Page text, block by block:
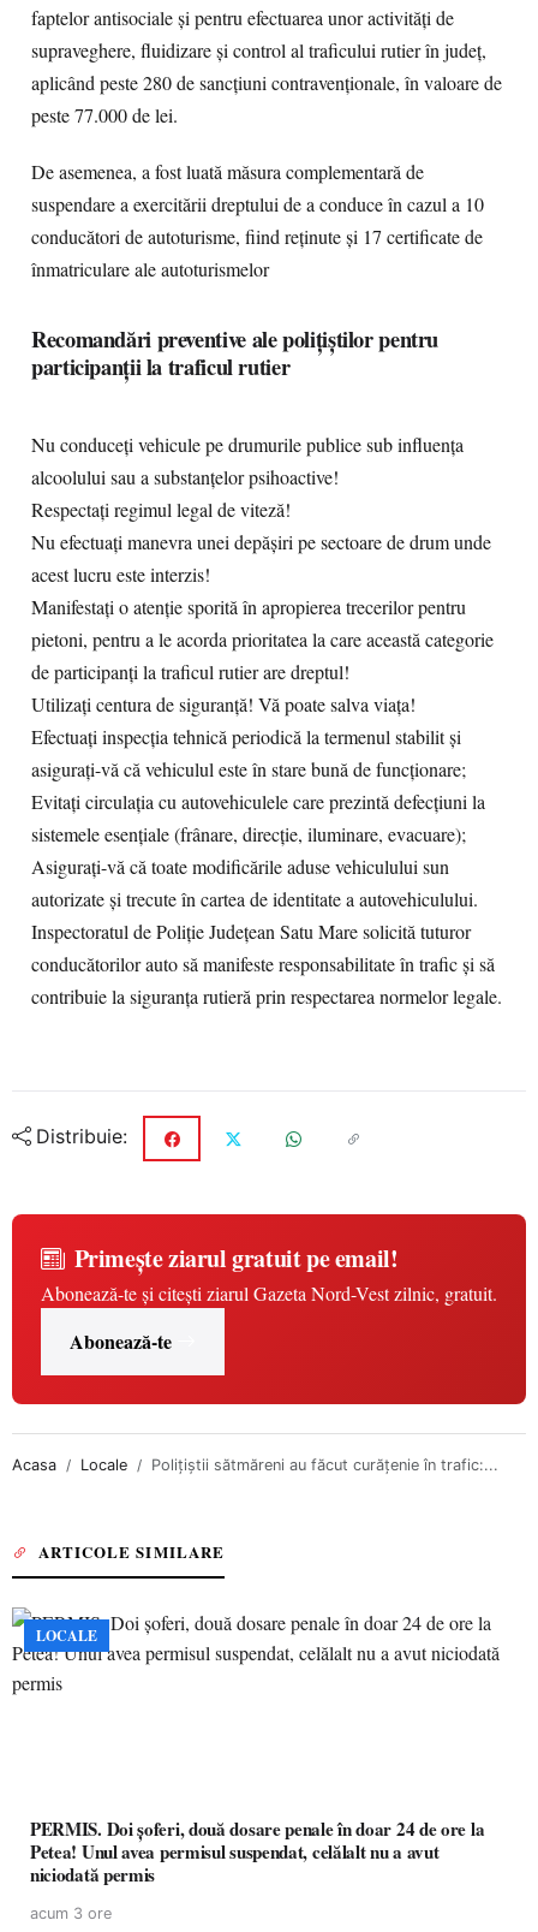
faptelor antisociale și pentru efectuarea unor activități de
supraveghere, fluidizare și control al traficului rutier în județ,
aplicând peste 280 de sancțiuni contravenționale, în valoare de
peste 77.000 de lei.
De asemenea, a fost luată măsura complementară de
suspendare a exercitării dreptului de a conduce în cazul a 10
conducători de autoturisme, fiind reținute și 17 certificate de
înmatriculare ale autoturismelor
Recomandări preventive ale polițiștilor pentru
participanții la traficul rutier
Nu conduceți vehicule pe drumurile publice sub influența
alcoolului sau a substanțelor psihoactive!
Respectați regimul legal de viteză!
Nu efectuați manevra unei depășiri pe sectoare de drum unde
acest lucru este interzis!
Manifestați o atenție sporită în apropierea trecerilor pentru
pietoni, pentru a le acorda prioritatea la care această categorie
de participanți la traficul rutier are dreptul!
Utilizați centura de siguranță! Vă poate salva viața!
Efectuați inspecția tehnică periodică la termenul stabilit și
asigurați-vă că vehiculul este în stare bună de funcționare;
Evitați circulația cu autovehiculele care prezintă defecțiuni la
sistemele esențiale (frânare, direcție, iluminare, evacuare);
Asigurați-vă că toate modificările aduse vehiculului sun
autorizate și trecute în cartea de identitate a autovehiculului.
Inspectoratul de Poliție Județean Satu Mare solicită tuturor
conducătorilor auto să manifeste responsabilitate în trafic și să
contribuie la siguranța rutieră prin respectarea normelor legale.
Distribuie:
Primește ziarul gratuit pe email!
Abonează-te și citești ziarul Gazeta Nord-Vest zilnic, gratuit.
Abonează-te
Acasa Locale Polițiștii sătmăreni au făcut curățenie în trafic:...
ARTICOLE SIMILARE
LOCALE
PERMIS. Doi șoferi, două dosare penale în doar 24 de ore la
Petea! Unul avea permisul suspendat, celălalt nu a avut
niciodată permis
acum 3 ore